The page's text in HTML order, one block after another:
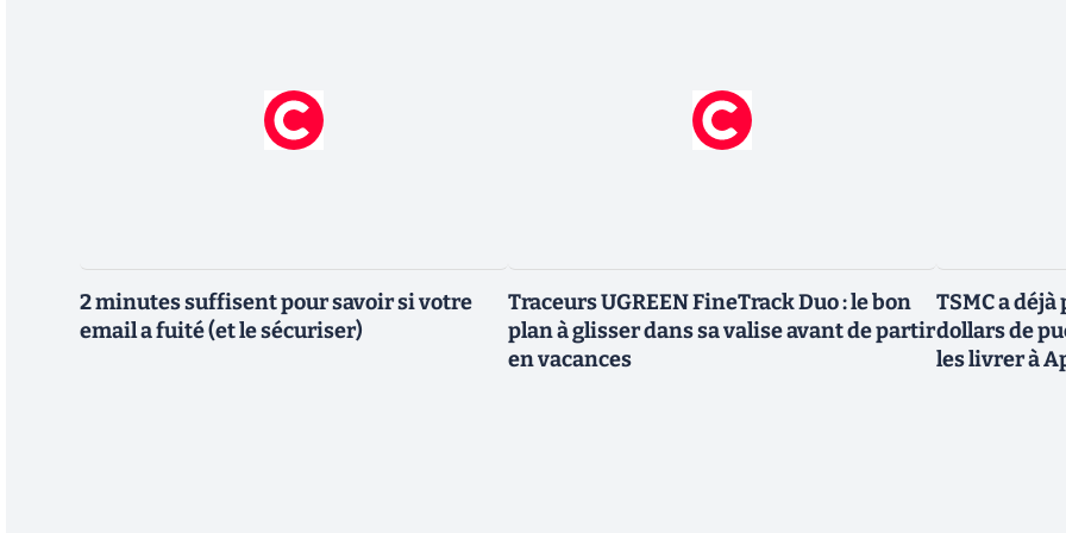
2 minutes suffisent pour savoir si votre
email a fuité (et le sécuriser)
Traceurs UGREEN FineTrack Duo : le bon
plan à glisser dans sa valise avant de partir
en vacances
TSMC a
dollars de
les livrer à